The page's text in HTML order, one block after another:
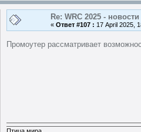
Re: WRC 2025 -
« Ответ #107 : 17 April 2025,
Промоутер рассматривает